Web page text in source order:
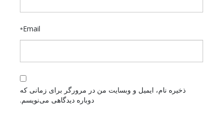
Email
*
ذخیره نام، ایمیل و وبسایت من در مرورگر برای زمانی که
دوباره دیدگاهی می‌نویسم.